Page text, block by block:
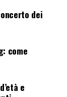
dei
come
e